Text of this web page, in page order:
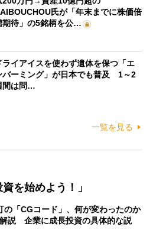
氏が「年末までに株価倍
期待」の5銘柄を公…
ライアイスを使わず遺体を保つ「エ
バーミング」が日本でも普及 1～2
間は問…
一覧を見る
を始めよう！」
の「CGコード」、何が変わったのか
説 企業に成長投資の具体的な説